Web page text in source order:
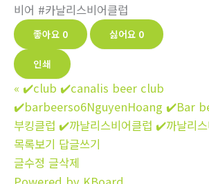
비어 #카날리스비어클럽
좋아요 0 싫어요 0
인쇄
« ✔️club ✔️canalis beer club
✔️barbeerso6NguyenHoang ✔️Bar
부킹클럽 ✔️까날리스비어클럽 ✔️까날리스
목록보기 답글쓰기
글수정 글삭제